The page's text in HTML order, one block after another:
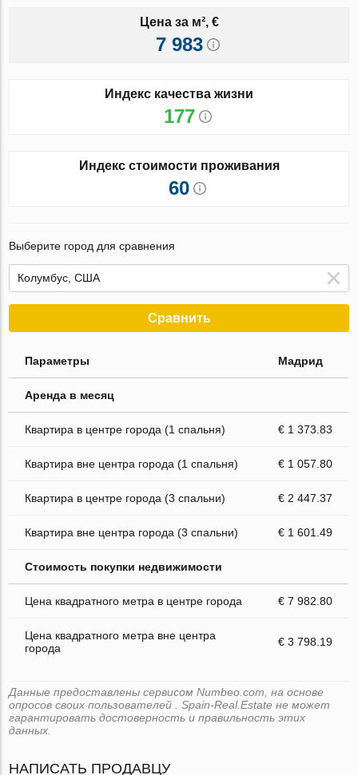
Цена за м², €
7 983
Индекс качества жизни
177
Индекс стоимости проживания
60
Выберите город для сравнения
Сравнить
Параметры Мадрид
Аренда в месяц
Квартира в центре города (1 спальня) € 1 373.83
Квартира вне центра города (1 спальня) € 1 057.80
Квартира в центре города (3 спальни) € 2 447.37
Квартира вне центра города (3 спальни) € 1 601.49
Стоимость покупки недвижимости
Цена квадратного метра в центре города € 7 982.80
Цена квадратного метра вне центра
города
€ 3 798.19
Данные предоставлены сервисом Numbeo.com, на основе
опросов своих пользователей . Spain-Real.Estate не может
гарантировать достоверность и правильность этих
данных.
НАПИСАТЬ ПРОДАВЦУ